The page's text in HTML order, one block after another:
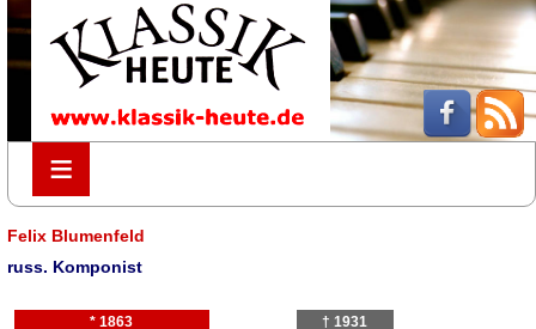
≡
≡
Felix Blumenfeld
russ. Komponist
* 1863 † 1931